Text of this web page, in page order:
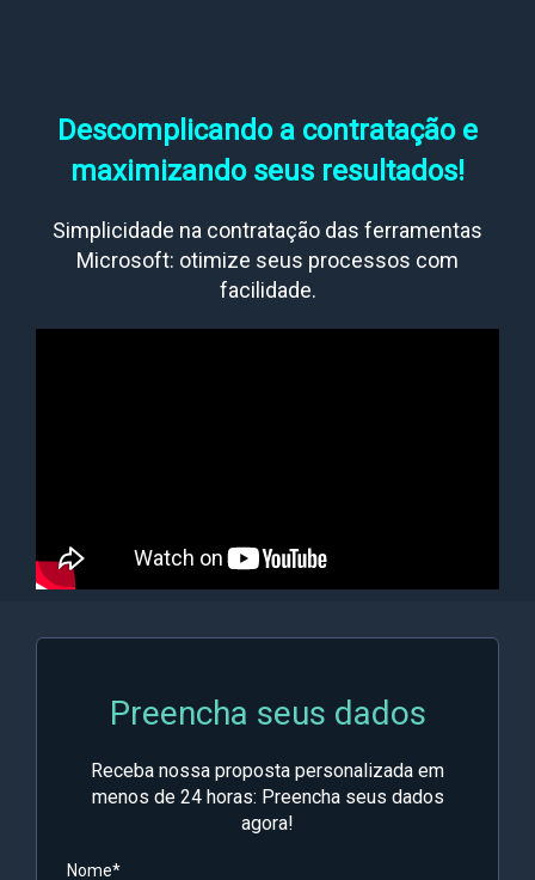
Descomplicando a contratação e
maximizando seus resultados!
Simplicidade na contratação das ferramentas
Microsoft: otimize seus processos com
facilidade.
Preencha seus dados
Receba nossa proposta personalizada em
menos de 24 horas: Preencha seus dados
agora!
Nome*